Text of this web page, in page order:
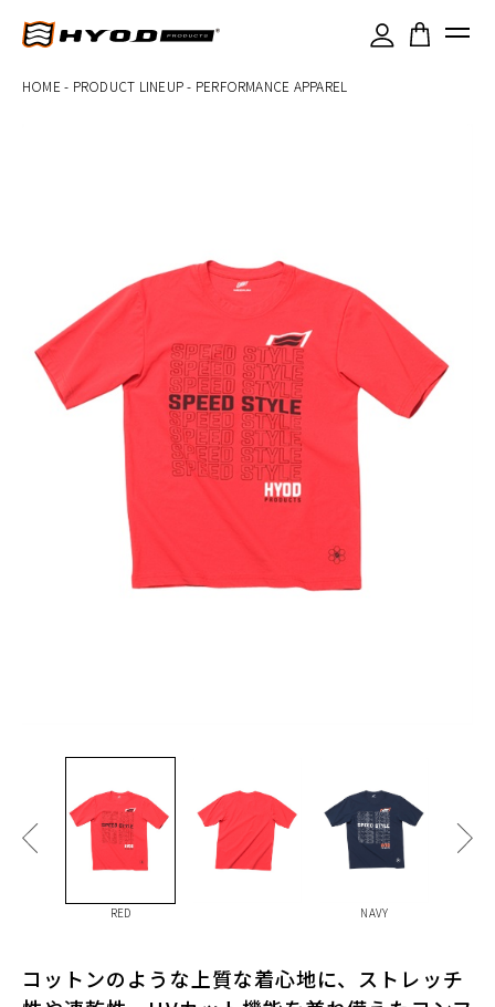
HOME - PRODUCT LINEUP- PERFORMANCE APPAREL
RED NAVY
コットンのような上質な着心地に、ストレッチ
×